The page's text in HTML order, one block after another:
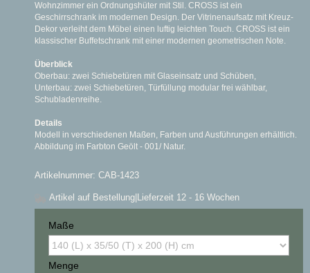
Wohnzimmer ein Ordnungshüter mit Stil. CROSS ist ein
Geschirrschrank im modernen Design. Der Vitrinenaufsatz mit Kreuz-
Dekor verleiht dem Möbel einen luftig leichten Touch. CROSS ist ein
klassischer Buffetschrank mit einer modernen geometrischen Note.
Überblick
Oberbau: zwei Schiebetüren mit Glaseinsatz und Schüben,
Unterbau: zwei Schiebetüren, Türfüllung modular frei wählbar,
Schubladenreihe.
Details
Modell in verschiedenen Maßen, Farben und Ausführungen erhältlich.
Abbildung im Farbton Geölt - 001/ Natur.
Artikelnummer: CAB-1423
Artikel auf Bestellung |Lieferzeit 12 - 16 Wochen
Maße
Menge